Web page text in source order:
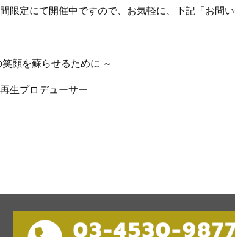
限定にて開催中ですので、お気軽に、下記「お問
顔を蘇らせるために ～
生プロデューサー